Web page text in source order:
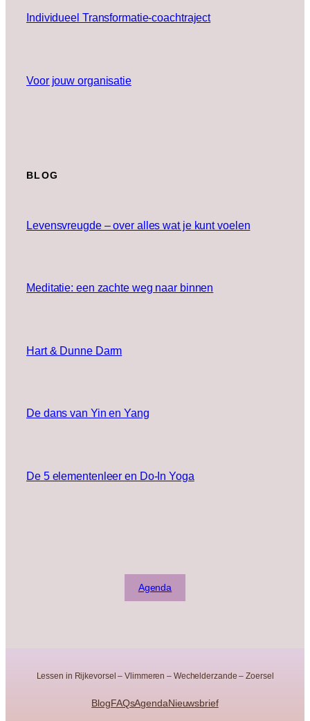
Individueel Transformatie-coachtraject
Voor jouw organisatie
BLOG
Levensvreugde – over alles wat je kunt voelen
Meditatie: een zachte weg naar binnen
Hart & Dunne Darm
De dans van Yin en Yang
De 5 elementenleer en Do-In Yoga
Agenda
Lessen in Rijkevorsel – Vlimmeren – Wechelderzande – Zoersel
BlogFAQsAgendaNieuwsbrief